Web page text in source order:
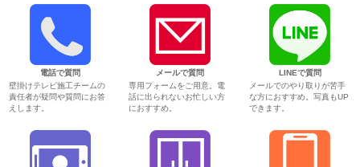
電話で質問
壁掛けテレビ施工チームの
責任者が疑問や質問にお答
えします。
メールで質問
専用フォームをご用意。電
話に出られないお忙しい方
におすすめ。
LINEで質問
メールでのやり取りが苦手
な方におすすめ。写真もUP
できます。